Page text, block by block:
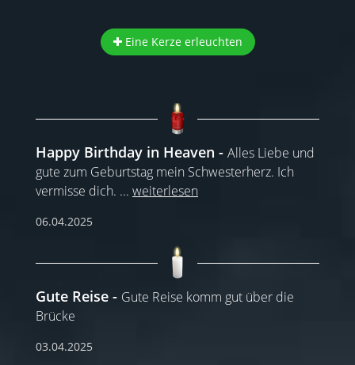
Eine Kerze erleuchten
Happy Birthday in Heaven
Alles Liebe und
gute zum Geburtstag mein Schwesterherz. Ich
vermisse dich. ... weiterlesen
06.04.2025
Gute Reise
Gute Reise komm gut über die
Brücke
03.04.2025